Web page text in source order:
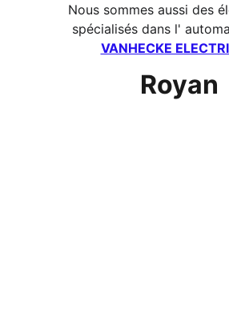
Nous sommes aussi des
spécialisés dans l'
VANHECKE
Royan